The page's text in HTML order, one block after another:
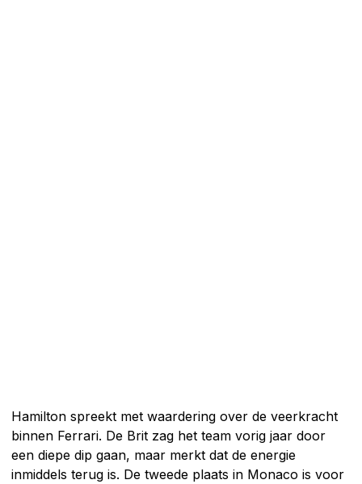
Hamilton spreekt met waardering over de veerkracht
binnen Ferrari. De Brit zag het team vorig jaar door
een diepe dip gaan, maar merkt dat de energie
inmiddels terug is. De tweede plaats in Monaco is voor